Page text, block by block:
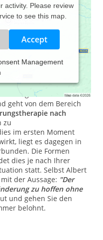
activity. Please review
to see this map.
Accept
Management
es auch unsere
Praxisarbeit begleite
Daher ist mein
geht von dem Bereich
nach
zu
im ersten Moment
liegt es dagegen in
Die Formen
dies je nach Ihrer
statt. Selbst Albert
der Aussage: "Der
zu hoffen ohne
und gehen Sie den
belohnt.